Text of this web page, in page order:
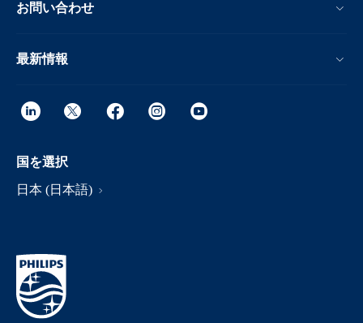
お問い合わせ
最新情報
国を選択
日本 (日本語)